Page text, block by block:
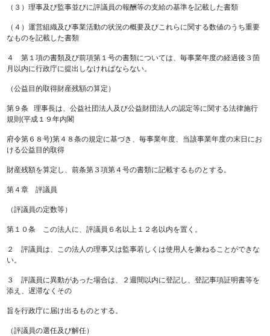
（３）理事及び監事並びに評議員の報酬等の支給の基準を記載した書類
（４）運営組織及び事業活動の状況の概要及びこれらに関する数値のうち重要
なものを記載した書類
４ 第１項の書類及び前項第１号の書類については、毎事業年度の経過後３箇
月以内に行政庁に提出しなければならない。
（公益目的取得財産残額の算定）
第９条 理事長は、公益社団法人及び公益財団法人の認定等に関する法律施行
規則(平成１９年内閣
府令第６８号)第４８条の規定に基づき、毎事業年度、当該事業年度の末日にお
ける公益目的取得
財産残額を算定し、前条第３項第４号の書類に記載するものとする。
第４章 評議員
（評議員の定数等）
第１０条 この法人に、評議員６名以上１２名以内を置く。
２ 評議員は、この法人の理事又は監事若しくは使用人を兼ねることができな
い。
３ 評議員に異動があった場合は、２週間以内に登記し、登記事項証明書等を
添え、遅滞なくその
旨を行政庁に届け出るものとする。
（評議員の選任及び解任）